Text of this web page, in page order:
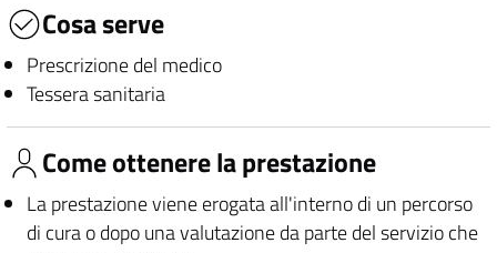
Cosa serve
Prescrizione del medico
Tessera sanitaria
Come ottenere la prestazione
La prestazione viene erogata all'interno di un percorso
di cura o dopo una valutazione da parte del servizio che